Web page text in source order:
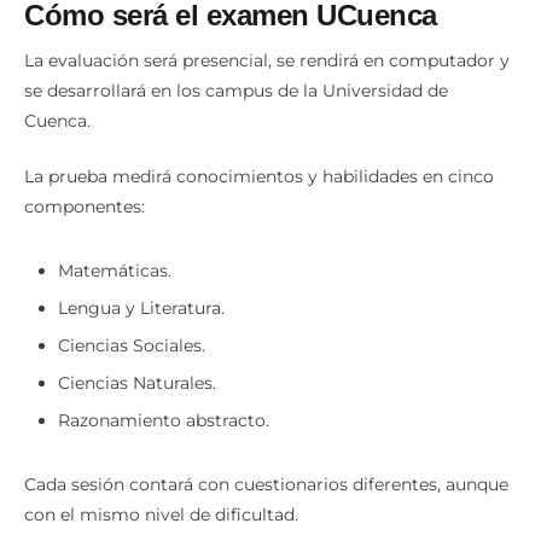
Cómo será el examen UCuenca
La evaluación será presencial, se rendirá en computador y
se desarrollará en los campus de la Universidad de
Cuenca.
La prueba medirá conocimientos y habilidades en cinco
componentes:
Matemáticas.
Lengua y Literatura.
Ciencias Sociales.
Ciencias Naturales.
Razonamiento abstracto.
Cada sesión contará con cuestionarios diferentes, aunque
con el mismo nivel de dificultad.